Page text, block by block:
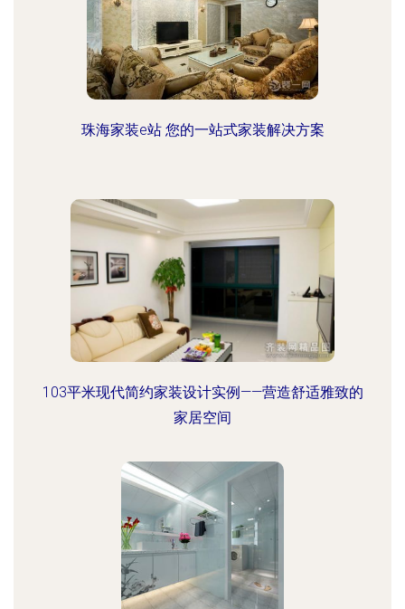
珠海家装e站 您的一站式家装解决方案
103平米现代简约家装设计实例——营造舒适雅致的
家居空间